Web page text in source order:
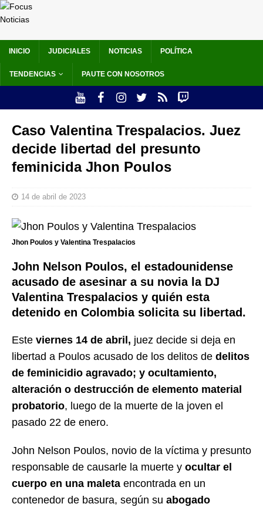
INICIO JUDICIALES NOTICIAS POLÍTICA
TENDENCIAS PAUTE CON NOSOTROS
Caso Valentina Trespalacios. Juez
decide libertad del presunto
feminicida Jhon Poulos
14 de abril de 2023
Jhon Poulos y Valentina Trespalacios
John Nelson Poulos, el estadounidense
acusado de asesinar a su novia la DJ
Valentina Trespalacios y quién esta
detenido en Colombia solicita su libertad.
Este viernes 14 de abril, juez decide si deja en
libertad a Poulos acusado de los delitos de delitos
de feminicidio agravado; y ocultamiento,
alteración o destrucción de elemento material
probatorio, luego de la muerte de la joven el
pasado 22 de enero.
John Nelson Poulos, novio de la víctima y presunto
responsable de causarle la muerte y ocultar el
cuerpo en una maleta encontrada en un
contenedor de basura, según su abogado